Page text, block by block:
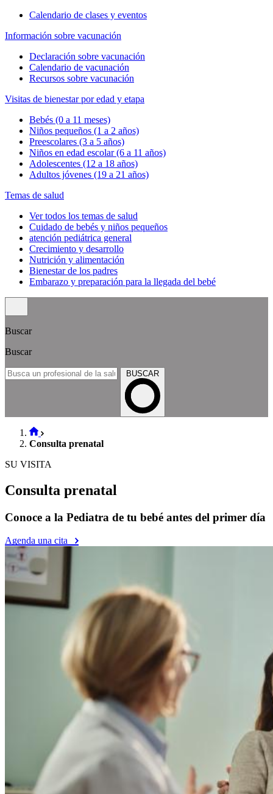
Calendario de clases y eventos
Información sobre vacunación
Declaración sobre vacunación
Calendario de vacunación
Recursos sobre vacunación
Visitas de bienestar por edad y etapa
Bebés (0 a 11 meses)
Niños pequeños (1 a 2 años)
Preescolares (3 a 5 años)
Niños en edad escolar (6 a 11 años)
Adolescentes (12 a 18 años)
Adultos jóvenes (19 a 21 años)
Temas de salud
Ver todos los temas de salud
Cuidado de bebés y niños pequeños
atención pediátrica general
Crecimiento y desarrollo
Nutrición y alimentación
Bienestar de los padres
Embarazo y preparación para la llegada del bebé
Buscar
Buscar
BUSCAR
Consulta prenatal
SU VISITA
Consulta prenatal
Conoce a la Pediatra de tu bebé antes del primer día
Agenda una cita